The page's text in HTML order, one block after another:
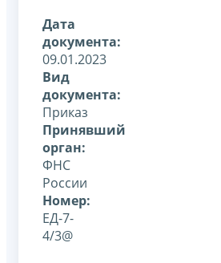
Дата
документа:
09.01.2023
Вид
документа:
Приказ
Принявший
орган:
ФНС
России
Номер:
ЕД-7-
4/3@